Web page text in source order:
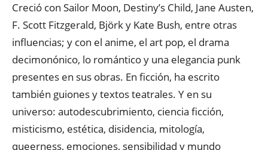
Creció con Sailor Moon, Destiny’s Child, Jane Austen,
F. Scott Fitzgerald, Björk y Kate Bush, entre otras
influencias; y con el anime, el art pop, el drama
decimonónico, lo romántico y una elegancia punk
presentes en sus obras. En ficción, ha escrito
también guiones y textos teatrales. Y en su
universo: autodescubrimiento, ciencia ficción,
misticismo, estética, disidencia, mitología,
queerness, emociones, sensibilidad y mundo